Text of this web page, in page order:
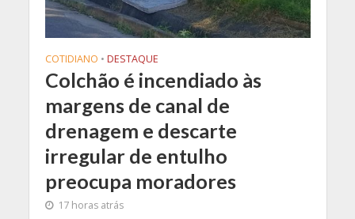
COTIDIANO • DESTAQUE
Colchão é incendiado às
margens de canal de
drenagem e descarte
irregular de entulho
preocupa moradores
17 horas atrás